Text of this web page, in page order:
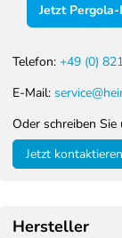
Jetzt
Telefon: +49 (0)
E-Mail:
Oder schreiben
Jetzt kontaktieren
Hersteller